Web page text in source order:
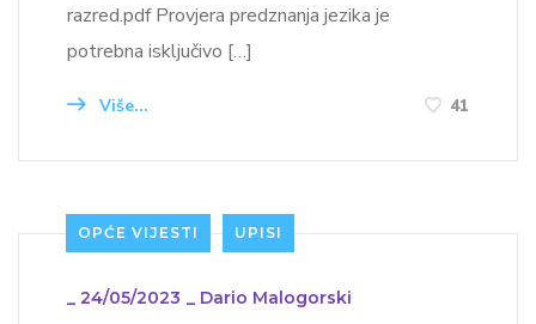
razred.pdf Provjera predznanja jezika je
potrebna isključivo […]
Više... 41
OPĆE VIJESTI UPISI
_ 24/05/2023 _ Dario Malogorski